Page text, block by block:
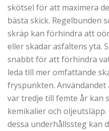
skötsel för att maximera
bästa skick. Regelbunden
skräp kan förhindra att
eller skadar asfaltens yta.
snabbt för att förhindra
leda till mer omfattande
fryspunkten.
var tredje till femte år kan
kemikalier och
dessa underhållssteg kan